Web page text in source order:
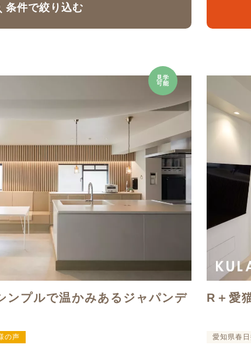
条件で絞り込む
見学
可能
ンプルで温かみあるジャパンデ
の声
R＋愛
愛知県春